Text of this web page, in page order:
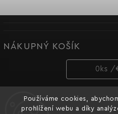
Používáme cookies,
prohlížení webu a díky
NÁKUPNÝ KOŠÍK
0 ks /
PRIJÍMAME ONLINE